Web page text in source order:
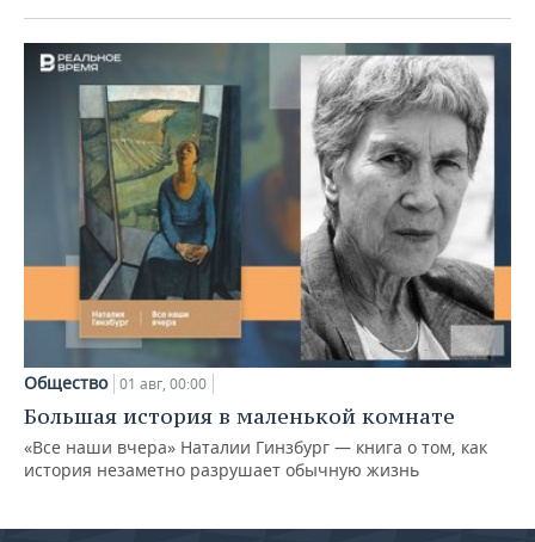
Общество 01 авг, 00:00
Большая история в маленькой комнате
«Все наши вчера» Наталии Гинзбург — книга о том, как
история незаметно разрушает обычную жизнь